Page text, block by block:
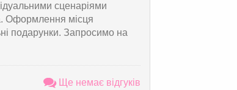
сценаріями
Оформлення місця
подарунки. Запросимо на
Ще немає відгуків